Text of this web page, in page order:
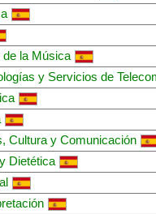
la Música
y Servicios de
Cultura y Comunicación
Dietética